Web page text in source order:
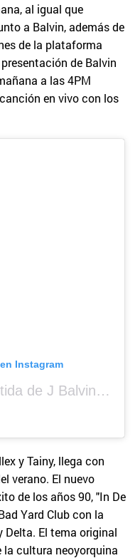
al igual que
a Balvin, además de
de la plataforma
de Balvin
a las 4PM
en vivo con los
Instagram
Una publicación compartida de J Balvin (@jbalvin)
y Tainy, llega con
verano. El nuevo
de los años 90, "In De
Yard Club con la
Delta. El tema original
cultura neoyorquina